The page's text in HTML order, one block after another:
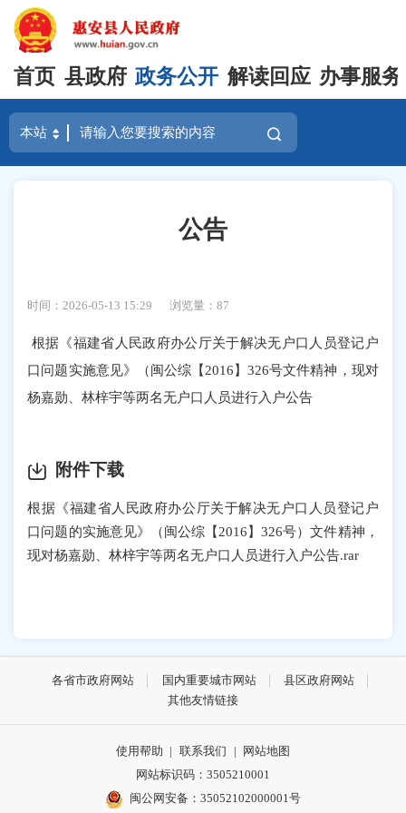
首页 县政府 政务公开 解读回应 办事服务
公告
时间：2026-05-13 15:29 浏览量：87
根据《福建省人民政府办公厅关于解决无户口人员登记户
口问题实施意见》（闽公综【2016】326号文件精神，现对
杨嘉勋、林梓宇等两名无户口人员进行入户公告
附件下载
根据《福建省人民政府办公厅关于解决无户口人员登记户
口问题的实施意见》（闽公综【2016】326号）文件精神，
现对杨嘉勋、林梓宇等两名无户口人员进行入户公告.rar
各省市政府网站 国内重要城市网站
县区政府网站
其他友情链接
使用帮助 | 联系我们 | 网站地图
网站标识码：3505210001
闽公网安备：35052102000001号